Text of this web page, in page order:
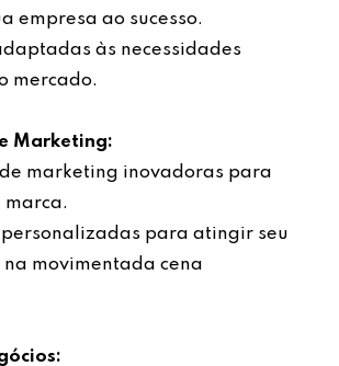
empresa ao sucesso.
às necessidades
mercado.
Marketing:
marketing inovadoras para
marca.
para atingir seu
movimentada cena